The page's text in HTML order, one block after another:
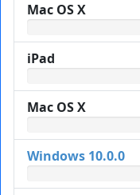
Mac OS X
iPad
Mac OS X
Windows 10.0.0